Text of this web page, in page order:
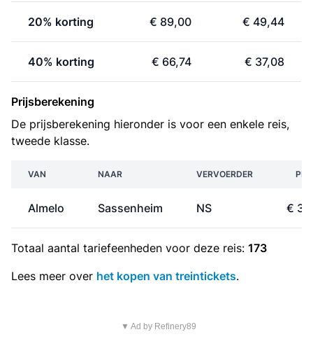
20% korting € 89,00 € 49,44
40% korting € 66,74 € 37,08
Prijsberekening
De prijsberekening hieronder is voor een enkele reis,
tweede klasse.
VAN NAAR VERVOERDER
Almelo Sassenheim NS €
Totaal aantal tariefeenheden voor deze reis: 173
Lees meer over het kopen van treintickets.
▼ Ad by Refinery89